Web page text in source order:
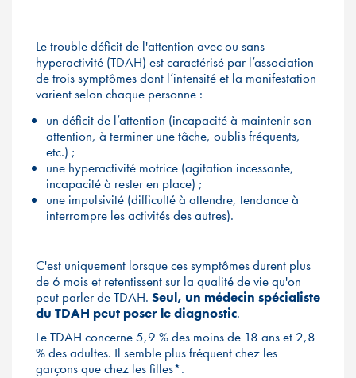
Le trouble déficit de l'attention avec ou sans
hyperactivité (TDAH) est caractérisé par l’association
de trois symptômes dont l’intensité et la manifestation
varient selon chaque personne :
un déficit de l’attention (incapacité à maintenir son
attention, à terminer une tâche, oublis fréquents,
etc.) ;
une hyperactivité motrice (agitation incessante,
incapacité à rester en place) ;
une impulsivité (difficulté à attendre, tendance à
interrompre les activités des autres).
C'est uniquement lorsque ces symptômes durent plus
de 6 mois et retentissent sur la qualité de vie qu'on
peut parler de TDAH. Seul, un médecin spécialiste
du TDAH peut poser le diagnostic.
Le TDAH concerne 5,9 % des moins de 18 ans et 2,8
% des adultes. Il semble plus fréquent chez les
garçons que chez les filles*.